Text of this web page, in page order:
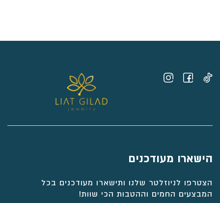
הישארו מעודכנים
הצטרפו לניוזלטר שלנו ותישארו מעודכנים בכל
המבצעים החמים וההטבות הכי שוות!